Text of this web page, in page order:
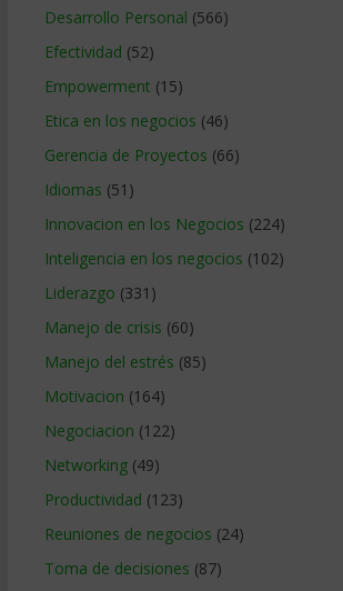
Desarrollo Personal (566)
Efectividad (52)
Empowerment (15)
Etica en los negocios (46)
Gerencia de Proyectos (66)
Idiomas (51)
Innovacion en los Negocios (224)
Inteligencia en los negocios (102)
Liderazgo (331)
Manejo de crisis (60)
Manejo del estrés (85)
Motivacion (164)
Negociacion (122)
Networking(49)
Productividad (123)
Reuniones de negocios (24)
Toma de decisiones (87)